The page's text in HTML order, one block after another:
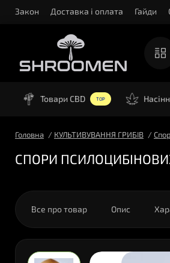
Закон Доставка і оплата Гайди
Товари CBD TOP
Головна КУЛЬТИВУВАННЯ ГРИБІВ
СПОРИ ПСИЛОЦИБІНОВИХ
Все про товар Опис